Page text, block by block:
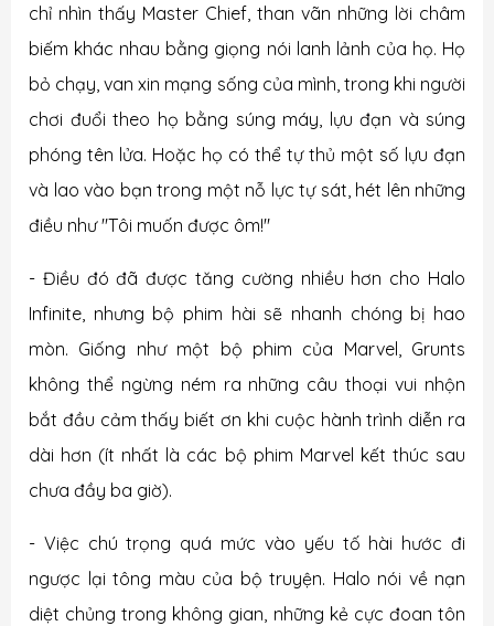
chỉ nhìn thấy Master Chief, than vãn những lời châm
biếm khác nhau bằng giọng nói lanh lảnh của họ. Họ
bỏ chạy, van xin mạng sống của mình, trong khi người
chơi đuổi theo họ bằng súng máy, lựu đạn và súng
phóng tên lửa. Hoặc họ có thể tự thủ một số lựu đạn
và lao vào bạn trong một nỗ lực tự sát, hét lên những
điều như "Tôi muốn được ôm!"
- Điều đó đã được tăng cường nhiều hơn cho Halo
Infinite, nhưng bộ phim hài sẽ nhanh chóng bị hao
mòn. Giống như một bộ phim của Marvel, Grunts
không thể ngừng ném ra những câu thoại vui nhộn
bắt đầu cảm thấy biết ơn khi cuộc hành trình diễn ra
dài hơn (ít nhất là các bộ phim Marvel kết thúc sau
chưa đầy ba giờ).
- Việc chú trọng quá mức vào yếu tố hài hước đi
ngược lại tông màu của bộ truyện. Halo nói về nạn
diệt chủng trong không gian, những kẻ cực đoan tôn